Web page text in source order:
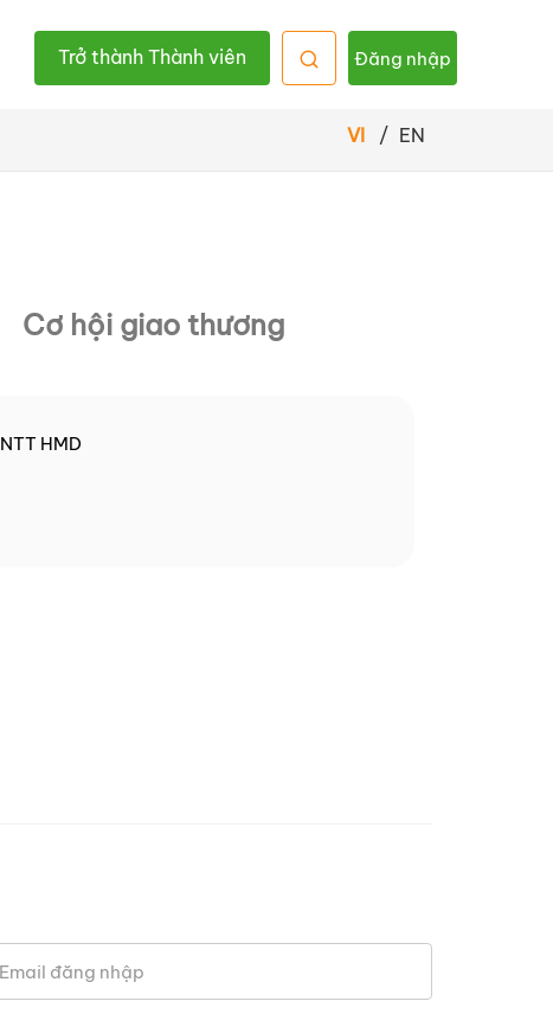
Trở thành Thành viên Đăng nhập
VI / EN
Cơ hội giao thương
HMD